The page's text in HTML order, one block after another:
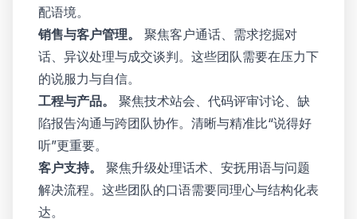
配语境。
销售与客户管理。
聚焦客户通话、需求挖掘对
话、异议处理与成交谈判。这些团队需要在压力下
的说服力与自信。
工程与产品。
聚焦技术站会、代码评审讨论、缺
陷报告沟通与跨团队协作。清晰与精准比“说得好
听”更重要。
客户支持。
聚焦升级处理话术、安抚用语与问题
解决流程。这些团队的口语需要同理心与结构化表
达。